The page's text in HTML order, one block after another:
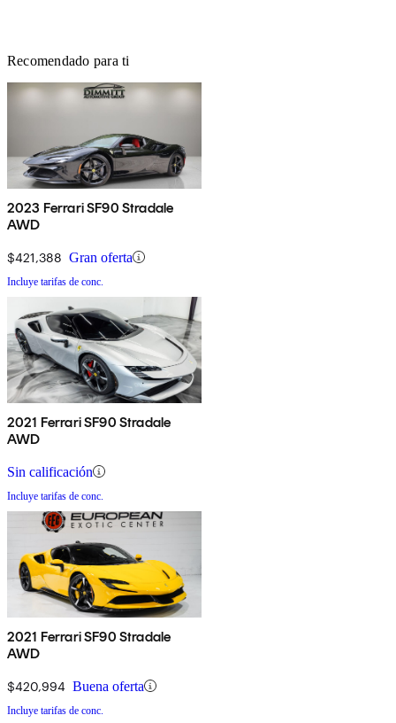
Recomendado para ti
2023 Ferrari SF90 Stradale
AWD
$421,388 Gran oferta
Incluye tarifas de conc.
2021 Ferrari SF90 Stradale
AWD
Sin calificación
Incluye tarifas de conc.
2021 Ferrari SF90 Stradale
AWD
$420,994 Buena oferta
Incluye tarifas de conc.